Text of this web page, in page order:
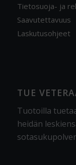
Tietosuoja- ja
Saavutettavuus
Laskutusohjeet
TUE
Tuotoilla
heidän